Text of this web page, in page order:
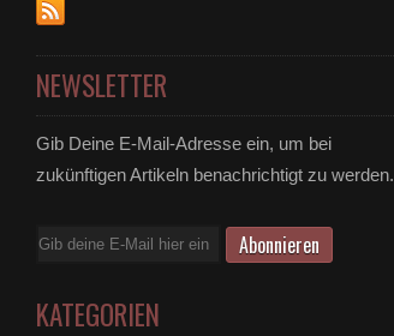
NEWSLETTER
Gib Deine E-Mail-Adresse ein, um bei
zukünftigen Artikeln benachrichtigt zu werden.
E-
KATEGORIEN